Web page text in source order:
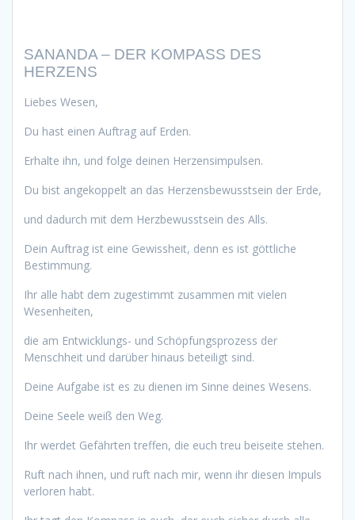
SANANDA – DER KOMPASS DES
HERZENS
Liebes Wesen,
Du hast einen Auftrag auf Erden.
Erhalte ihn, und folge deinen Herzensimpulsen.
Du bist angekoppelt an das Herzensbewusstsein der Erde,
und dadurch mit dem Herzbewusstsein des Alls.
Dein Auftrag ist eine Gewissheit, denn es ist göttliche
Bestimmung.
Ihr alle habt dem zugestimmt zusammen mit vielen
Wesenheiten,
die am Entwicklungs- und Schöpfungsprozess der
Menschheit und darüber hinaus beteiligt sind.
Deine Aufgabe ist es zu dienen im Sinne deines Wesens.
Deine Seele weiß den Weg.
Ihr werdet Gefährten treffen, die euch treu beiseite stehen.
Ruft nach ihnen, und ruft nach mir, wenn ihr diesen Impuls
verloren habt.